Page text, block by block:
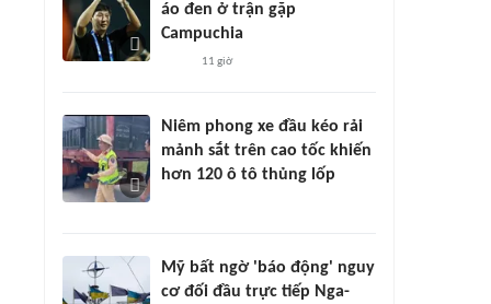
áo đen ở trận gặp
Campuchia
11 giờ
Niêm phong xe đầu kéo rải
mảnh sắt trên cao tốc khiến
hơn 120 ô tô thủng lốp
Mỹ bất ngờ 'báo động' nguy
cơ đối đầu trực tiếp Nga-